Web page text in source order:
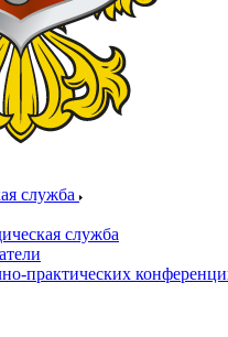
служба
служба
практических